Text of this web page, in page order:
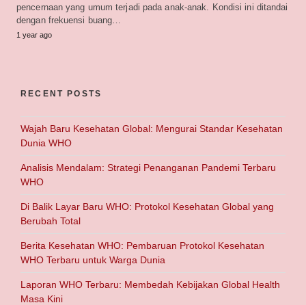
pencernaan yang umum terjadi pada anak-anak. Kondisi ini ditandai
dengan frekuensi buang…
1 year ago
RECENT POSTS
Wajah Baru Kesehatan Global: Mengurai Standar Kesehatan
Dunia WHO
Analisis Mendalam: Strategi Penanganan Pandemi Terbaru
WHO
Di Balik Layar Baru WHO: Protokol Kesehatan Global yang
Berubah Total
Berita Kesehatan WHO: Pembaruan Protokol Kesehatan
WHO Terbaru untuk Warga Dunia
Laporan WHO Terbaru: Membedah Kebijakan Global Health
Masa Kini